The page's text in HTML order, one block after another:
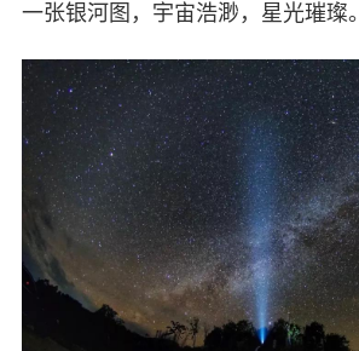
一张银河图，宇宙浩渺，星光璀璨。